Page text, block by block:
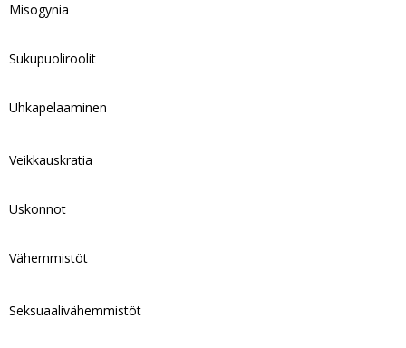
Misogynia
Sukupuoliroolit
Uhkapelaaminen
Veikkauskratia
Uskonnot
Vähemmistöt
Seksuaalivähemmistöt